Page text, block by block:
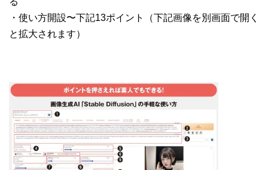
・使い方開設〜下記13ポイント（下記画像を別画面で開く
と拡大されます）